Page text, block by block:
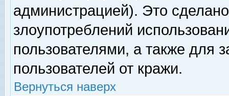
администрацией). Это
злоупотреблений
пользователями, а также для
пользователей от кражи.
Вернуться наверх